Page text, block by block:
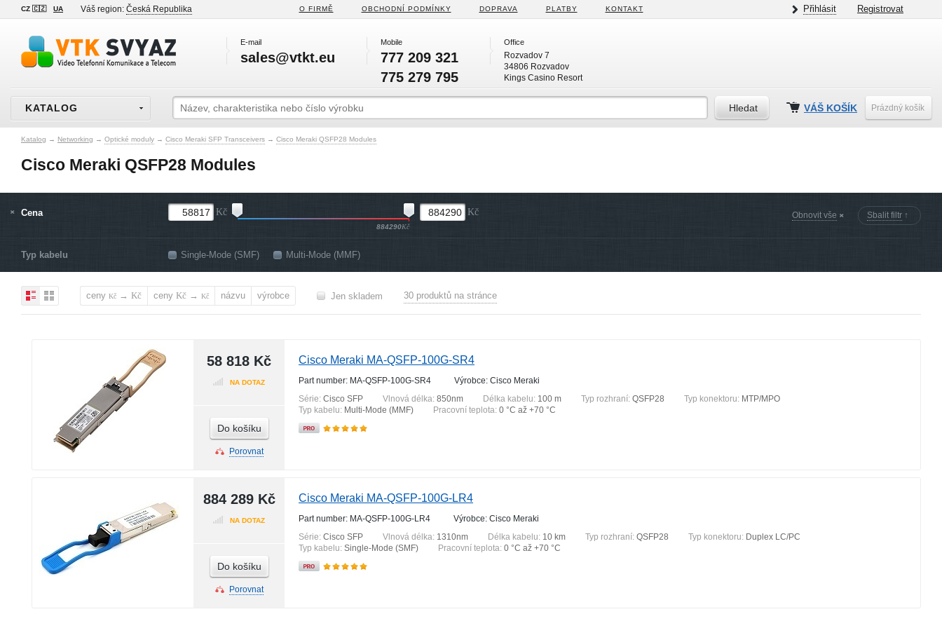
CZ 🇨🇿 UA Váš region: Česká Republika O FIRMĚ OBCHODNÍ PODMÍNKY DOPRAVA PLATBY KONTAKT Přihlásit Registrovat
E-mail
sales@vtkt.eu
Mobile
777 209 321
775 279 795
Office
Rozvadov 7
34806 Rozvadov
Kings Casino Resort
KATALOG VÁŠ KOŠÍK Prázdný košík
Katalog → Networking → Optické moduly → Cisco Meraki SFP Transceivers → Cisco Meraki QSFP28 Modules
Cisco Meraki QSFP28 Modules
Obnovit vše Sbalit filtr ↑
Cena Kč
884290Kč
Kč
Typ kabelu Single-Mode (SMF) Multi-Mode (MMF)
ceny Kč → Kč ceny Kč → Kč názvu výrobce Jen skladem 30 produktů na stránce
58 818 Kč
NA DOTAZ
Do košíku
Porovnat
Cisco Meraki MA-QSFP-100G-SR4
Part number: MA-QSFP-100G-SR4
Výrobce: Cisco Meraki
Série: Cisco SFP Vlnová délka: 850nm Délka kabelu: 100 m Typ rozhraní: QSFP28 Typ konektoru: MTP/MPO
Typ kabelu: Multi-Mode (MMF) Pracovní teplota: 0 °С až +70 °C
884 289 Kč
NA DOTAZ
Do košíku
Porovnat
Cisco Meraki MA-QSFP-100G-LR4
Part number: MA-QSFP-100G-LR4
Výrobce: Cisco Meraki
Série: Cisco SFP Vlnová délka: 1310nm Délka kabelu: 10 km Typ rozhraní: QSFP28 Typ konektoru: Duplex LC/PC
Typ kabelu: Single-Mode (SMF) Pracovní teplota: 0 °С až +70 °C